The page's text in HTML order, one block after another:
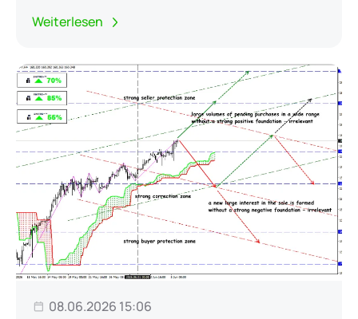
Weiterlesen
08.06.2026 15:06